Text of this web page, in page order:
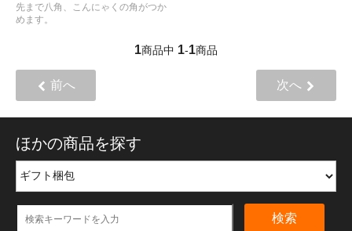
先まで八角、こんにゃくの角がつか
めます。
1商品中 1-1商品
前へ 次へ
ほかの商品を探す
検索